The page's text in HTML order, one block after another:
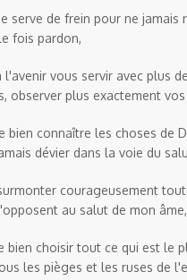
serve de frein pour ne jamais
fois pardon,
l'avenir vous servir avec plus
observer plus exactement
bien connaître les choses de
dévier dans la voie du
courageusement
au salut de mon âme,
bien choisir tout ce qui est le
les pièges et les ruses de